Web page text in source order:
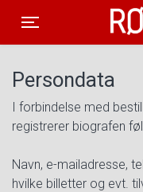
Toggle
Persondata
I forbindelse med
registrerer biografen
Navn, e-mailadresse,
hvilke billetter og evt.